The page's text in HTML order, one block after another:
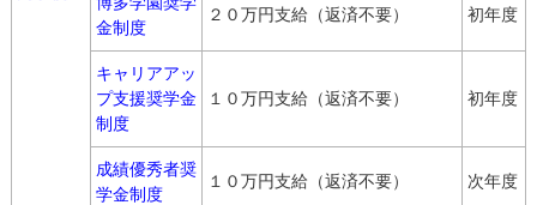
金制度
２０万円支給（返済不要） 初年度
キャリアアッ
プ支援奨学金
制度
１０万円支給（返済不要） 初年度
成績優秀者奨
学金制度
１０万円支給（返済不要） 次年度